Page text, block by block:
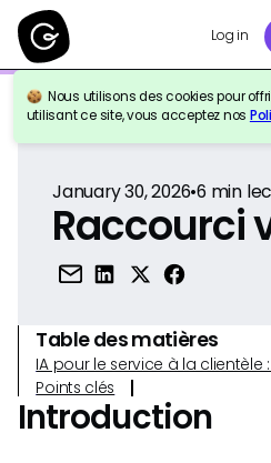
Log in
Nous utilisons des cookies pour
utilisant ce site, vous acceptez nos
Retour à la référence
January 30, 2026•6 min
Raccourci
Table des matières
IA pour le service à la
Points clés
Introduction